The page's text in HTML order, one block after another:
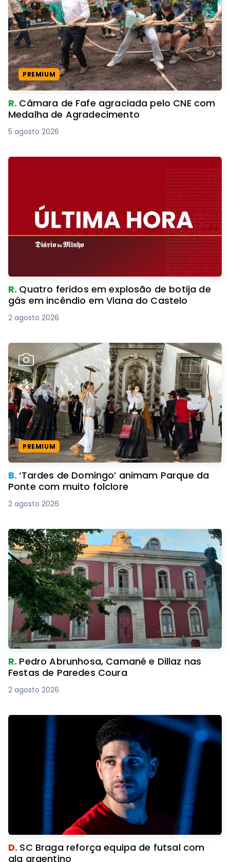
PREMIUM
R. Câmara de Fafe agraciada pelo CNE com
Medalha de Agradecimento
5 agosto 2026
R. Quatro feridos em explosão de botija de
gás em incêndio em Viana do Castelo
2 agosto 2026
PREMIUM
B.‘Tardes de Domingo’ animam Parque da
Ponte com muito folclore
2 agosto 2026
R. Pedro Abrunhosa, Camané e Dillaz nas
Festas de Paredes Coura
2 agosto 2026
D. SC Braga reforça equipa de futsal com
ala argentino